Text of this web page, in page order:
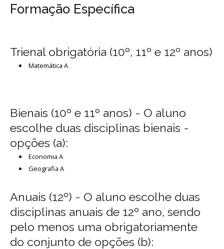
Formação Específica
Trienal obrigatória (10º, 11º e 12º anos)
Matemática A
Bienais (10º e 11º anos) - O aluno
escolhe duas disciplinas bienais -
opções (a):
Economia A
Geografia A
Anuais (12º) - O aluno escolhe duas
disciplinas anuais de 12º ano, sendo
pelo menos uma obrigatoriamente
do conjunto de opções (b):